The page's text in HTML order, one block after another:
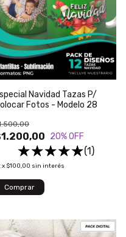
Navidad Tazas P/
Fotos - Modelo 28
20% OFF
(1)
x $100,00 sin interés